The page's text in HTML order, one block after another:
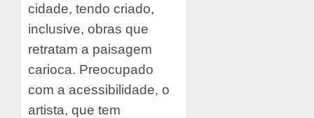
cidade, tendo criado,
inclusive, obras que
retratam a paisagem
carioca. Preocupado
com a acessibilidade, o
artista, que tem